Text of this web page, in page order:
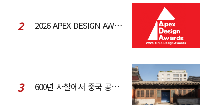
2 2026 APEX DESIGN AWARDS
3 600년 사찰에서 중국 공예와 현대 패션을 직조한 ZARA x Fanglu Lin Pop-Up